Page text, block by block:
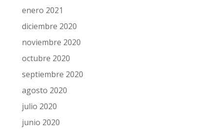
enero 2021
diciembre 2020
noviembre 2020
octubre 2020
septiembre 2020
agosto 2020
julio 2020
junio 2020